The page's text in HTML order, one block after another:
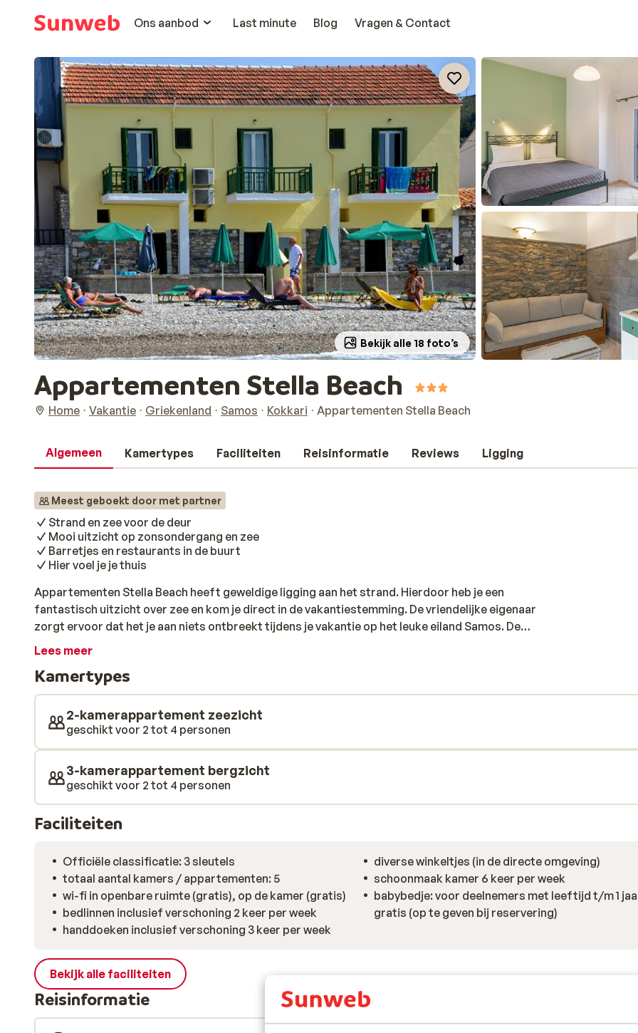
Ons aanbod
Last minute Blog Vragen & Contact
Bekijk alle 18 foto’s
Appartementen Stella Beach
Home Vakantie Griekenland Samos Kokkari Appartementen Stella Beach
Algemeen Kamertypes Faciliteiten Reisinformatie Reviews Ligging
Meest geboekt door met partner
Strand en zee voor de deur
Mooi uitzicht op zonsondergang en zee
Barretjes en restaurants in de buurt
Hier voel je je thuis
Appartementen Stella Beach heeft geweldige ligging aan het strand. Hierdoor heb je een
fantastisch uitzicht over zee en kom je direct in de vakantiestemming. De vriendelijke eigenaar
zorgt ervoor dat het je aan niets ontbreekt tijdens je vakantie op het leuke eiland Samos. De
appartementen zijn vrij ruim en zijn goed onderhouden. Er zijn appartementen met bergzicht en
uitgerust wakker en loop je zo de zee in. Dat is toch heerlijk wakker worden! In de directe
omgeving zijn er een supermarktje, winkeltjes en leuke tavernes. Het pittoreske centrum van het
plaatsje Kokkari is op loopafstand. Bezoek zeker ook het oude centrum en de haven. Hier hangt
een gezellig sfeertje en geeft je dat echte Griekse vakantiegevoel.
Lees meer
Kamertypes
2-kamerappartement zeezicht
geschikt voor 2 tot 4 personen
3-kamerappartement bergzicht
geschikt voor 2 tot 4 personen
Faciliteiten
Officiële classificatie: 3 sleutels
totaal aantal kamers / appartementen: 5
wi-fi in openbare ruimte (gratis), op de kamer (gratis)
bedlinnen inclusief verschoning 2 keer per week
handdoeken inclusief verschoning 3 keer per week
diverse winkeltjes (in de directe omgeving)
schoonmaak kamer 6 keer per week
babybedje: voor deelnemers met leeftijd t/m 1
gratis (op te geven bij reservering)
Bekijk alle faciliteiten
Reisinformatie